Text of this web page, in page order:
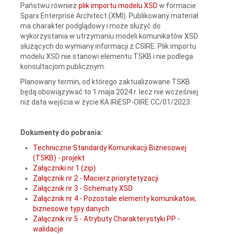
Państwu również plik importu modelu XSD w formacie
Sparx Enterprise Architect (XMI). Publikowany materiał
ma charakter podglądowy i może służyć do
wykorzystania w utrzymaniu modeli komunikatów XSD
służących do wymiany informacji z CSIRE. Plik importu
modelu XSD nie stanowi elementu TSKB i nie podlega
konsultacjom publicznym.
Planowany termin, od którego zaktualizowane TSKB
będą obowiązywać to 1 maja 2024 r. lecz nie wcześniej
niż data wejścia w życie KA IRiESP-OIRE CC/01/2023.
Dokumenty do pobrania:
Techniczne Standardy Komunikacji Biznesowej
(TSKB) - projekt
Załączniki nr 1 (zip)
Załącznik nr 2 - Macierz priorytetyzacji
Załącznik nr 3 - Schematy XSD
Załącznik nr 4 - Pozostałe elementy komunikatów,
biznesowe typy danych
Załącznik nr 5 - Atrybuty Charakterystyki PP -
walidacje